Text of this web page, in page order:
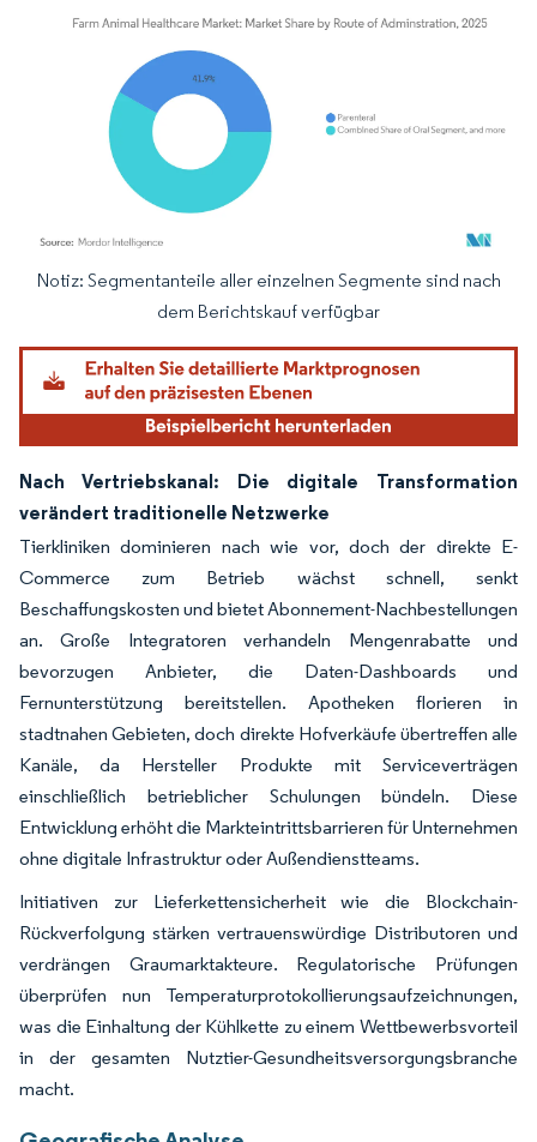
Bild © Mordor Intelligence. Wiederverwendung erfordert Namensnennung
Notiz: Segmentanteile aller einzelnen Segmente sind nach
dem Berichtskauf verfügbar
Nach Vertriebskanal: Die digitale Transformation
verändert traditionelle Netzwerke
Tierkliniken dominieren nach wie vor, doch der direkte E-
Commerce zum Betrieb wächst schnell, senkt
Beschaffungskosten und bietet Abonnement-Nachbestellungen
an. Große Integratoren verhandeln Mengenrabatte und
bevorzugen Anbieter, die Daten-Dashboards und
Fernunterstützung bereitstellen. Apotheken florieren in
stadtnahen Gebieten, doch direkte Hofverkäufe übertreffen alle
Kanäle, da Hersteller Produkte mit Serviceverträgen
einschließlich betrieblicher Schulungen bündeln. Diese
Entwicklung erhöht die Markteintrittsbarrieren für Unternehmen
ohne digitale Infrastruktur oder Außendienstteams.
Initiativen zur Lieferkettensicherheit wie die Blockchain-
Rückverfolgung stärken vertrauenswürdige Distributoren und
verdrängen Graumarktakteure. Regulatorische Prüfungen
überprüfen nun Temperaturprotokollierungsaufzeichnungen,
was die Einhaltung der Kühlkette zu einem Wettbewerbsvorteil
in der gesamten Nutztier-Gesundheitsversorgungsbranche
macht.